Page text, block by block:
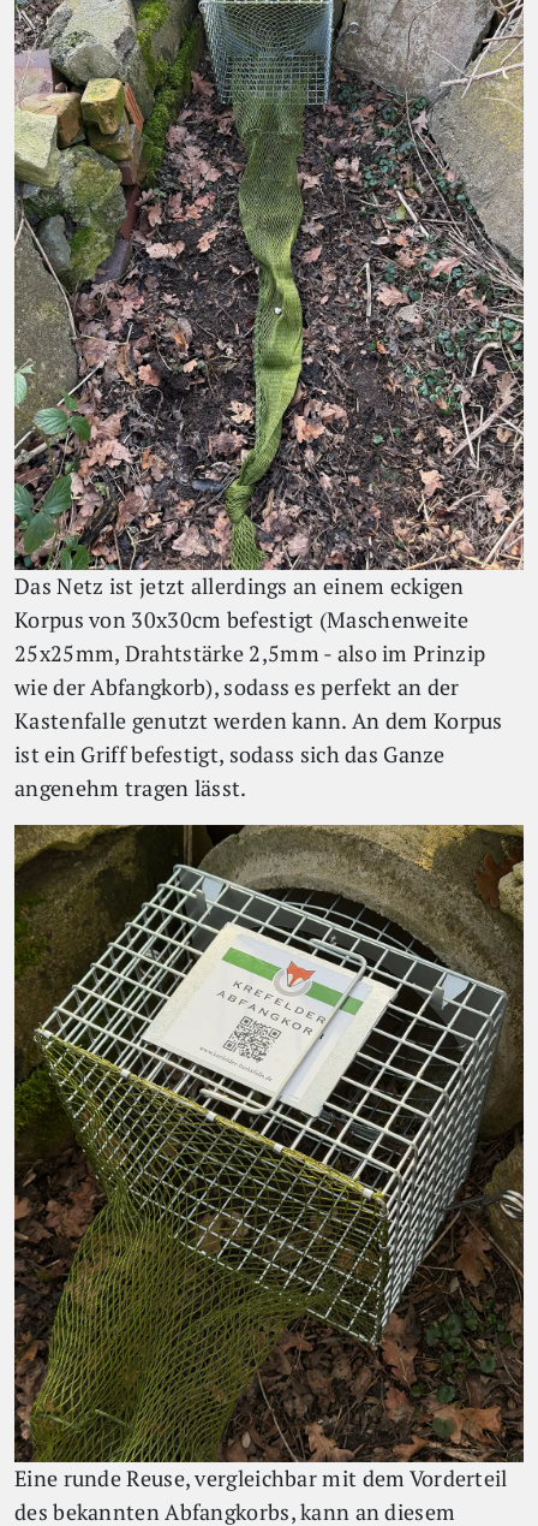
Das Netz ist jetzt allerdings an einem eckigen
Korpus von 30x30cm befestigt (Maschenweite
25x25mm, Drahtstärke 2,5mm - also im Prinzip
wie der Abfangkorb), sodass es perfekt an der
Kastenfalle genutzt werden kann. An dem Korpus
ist ein Griff befestigt, sodass sich das Ganze
angenehm tragen lässt.
Eine runde Reuse, vergleichbar mit dem Vorderteil
des bekannten Abfangkorbs, kann an diesem